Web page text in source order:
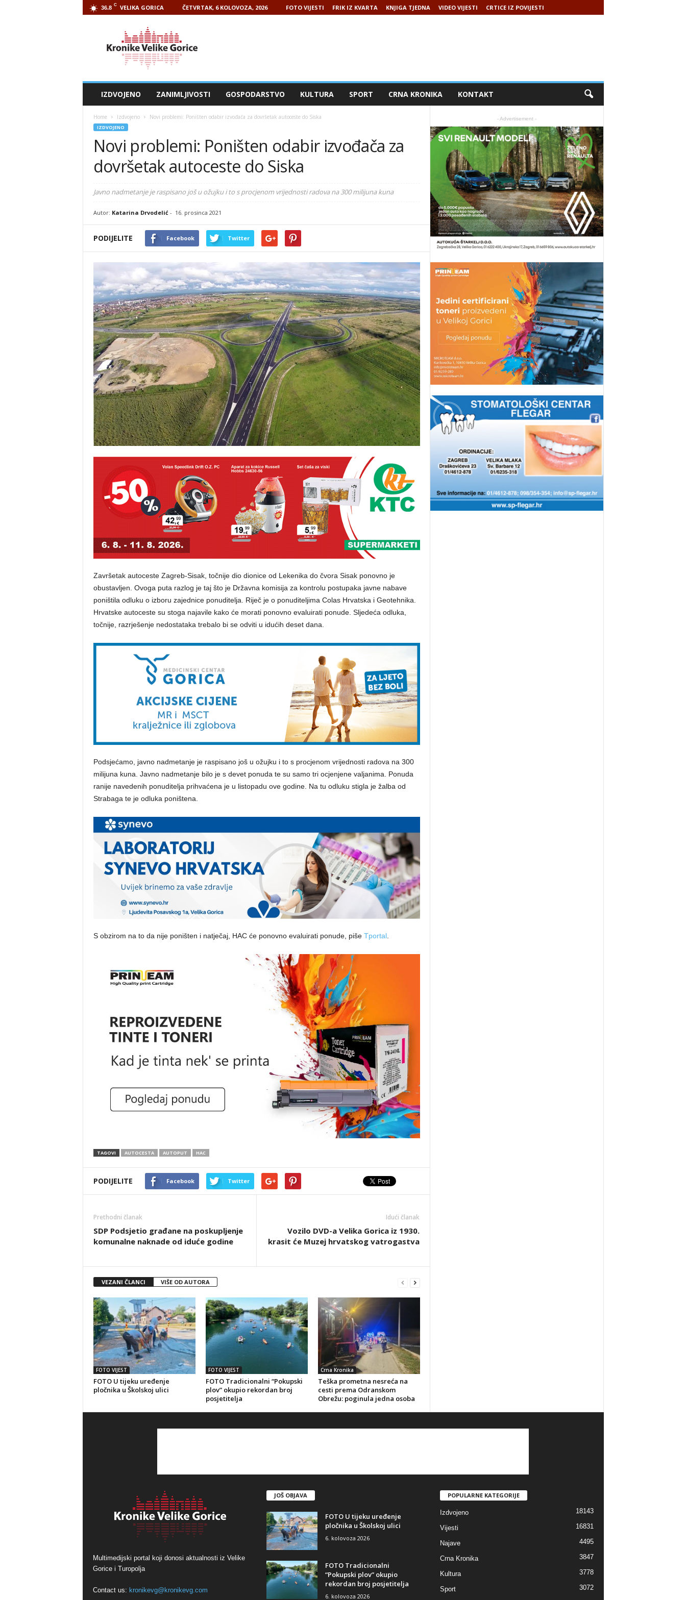
36.8 C VELIKA GORICA ČETVRTAK, 6 KOLOVOZA, 2026 FOTO VIJESTI FRIK IZ KVARTA KNJIGA TJEDNA VIDEO VIJESTI CRTICE IZ POVIJESTI
IZDVOJENO ZANIMLJIVOSTI GOSPODARSTVO KULTURA SPORT CRNA KRONIKA KONTAKT
Home Izdvojeno Novi problemi: Poništen odabir izvođača za dovršetak autoceste do Siska
IZDVOJENO
Novi problemi: Poništen odabir izvođača za
dovršetak autoceste do Siska
Javno nadmetanje je raspisano još u ožujku i to s procjenom vrijednosti radova na 300 milijuna kuna
Autor: Katarina Drvodelić- 16. prosinca 2021
PODIJELITE Facebook Twitter
Završetak autoceste Zagreb-Sisak, točnije dio dionice od Lekenika do čvora Sisak ponovno je
obustavljen. Ovoga puta razlog je taj što je Državna komisija za kontrolu postupaka javne nabave
poništila odluku o izboru zajednice ponuditelja. Riječ je o ponuditeljima Colas Hrvatska i Geotehnika.
Hrvatske autoceste su stoga najavile kako će morati ponovno evaluirati ponude. Sljedeća odluka,
točnije, razrješenje nedostataka trebalo bi se odviti u idućih deset dana.
Podsjećamo, javno nadmetanje je raspisano još u ožujku i to s procjenom vrijednosti radova na 300
milijuna kuna. Javno nadmetanje bilo je s devet ponuda te su samo tri ocjenjene valjanima. Ponuda
ranije navedenih ponuditelja prihvaćena je u listopadu ove godine. Na tu odluku stigla je žalba od
Strabaga te je odluka poništena.
S obzirom na to da nije poništen i natječaj, HAC će ponovno evaluirati ponude, piše Tportal.
TAGOVI AUTOCESTA AUTOPUT HAC
PODIJELITE Facebook Twitter
Prethodni članak
SDP Podsjetio građane na poskupljenje
komunalne naknade od iduće godine
Idući članak
Vozilo DVD-a Velika Gorica iz 1930.
krasit će Muzej hrvatskog vatrogastva
VEZANI ČLANCI VIŠE OD AUTORA
FOTO VIJEST
FOTO U tijeku uređenje
pločnika u Školskoj ulici
FOTO VIJEST
FOTO Tradicionalni “Pokupski
plov” okupio rekordan broj
posjetitelja
Crna Kronika
Teška prometna nesreća na
cesti prema Odranskom
Obrežu: poginula jedna osoba
- Advertisement -
Multimedijski portal koji donosi aktualnosti iz Velike
Gorice i Turopolja
Contact us: kronikevg@kronikevg.com
JOŠ OBJAVA
FOTO U tijeku uređenje
pločnika u Školskoj ulici
6. kolovoza 2026
FOTO Tradicionalni
“Pokupski plov” okupio
rekordan broj posjetitelja
6. kolovoza 2026
POPULARNE KATEGORIJE
Izdvojeno 18143
Vijesti 16831
Najave 4495
Crna Kronika 3847
Kultura 3778
Sport
3072